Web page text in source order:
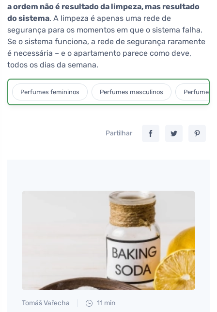
a ordem não é resultado da limpeza, mas resultado
do sistema. A limpeza é apenas uma rede de
segurança para os momentos em que o sistema falha.
Se o sistema funciona, a rede de segurança raramente
é necessária – e o apartamento parece como deve,
todos os dias da semana.
Perfumes femininos Perfumes masculinos Perfumes
Partilhar
Tomáš Vařecha 11 min